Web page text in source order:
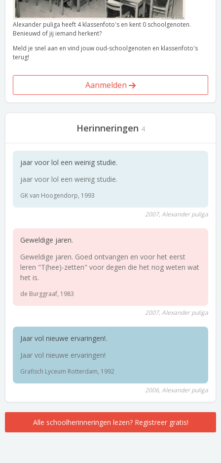
Alexander puliga heeft 4 klassenfoto's en kent 0 schoolgenoten.
Benieuwd of jij iemand herkent?
Meld je snel aan en vind jouw oud-schoolgenoten en klassenfoto's
terug!
Aanmelden
Herinneringen 4
jaar voor lol een weinig studie.
jaar voor lol een weinig studie.
GK van Hoogendorp, 1993
2007, Alexander puliga
Geweldige jaren.
Geweldige jaren. Goed ontvangen en voor het eerst
leren "T(hee)-zetten" voor degen die het nog weten wat
het is.
de Burggraaf, 1983
2007, Alexander puliga
Jaar vol nieuwe ervaringen!.
Jaar vol nieuwe ervaringen!
Grafisch Lyceum Rotterdam, 1992
2006, Alexander puliga
Alle schoolherinneringen lezen? Registreer gratis!